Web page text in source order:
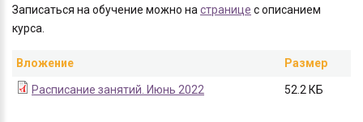
Записаться на обучение можно на странице с описанием
курса.
Вложение Размер
Расписание занятий. Июнь 2022 52.2 КБ